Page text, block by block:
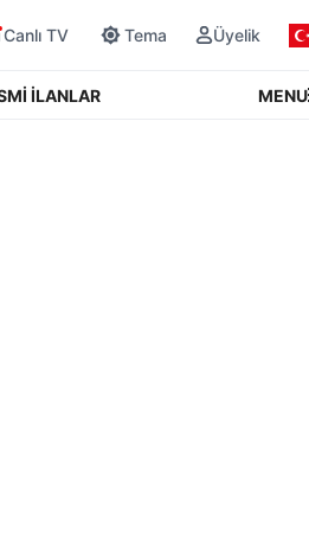
Canlı TV Tema Üyelik
İLANLAR MENU